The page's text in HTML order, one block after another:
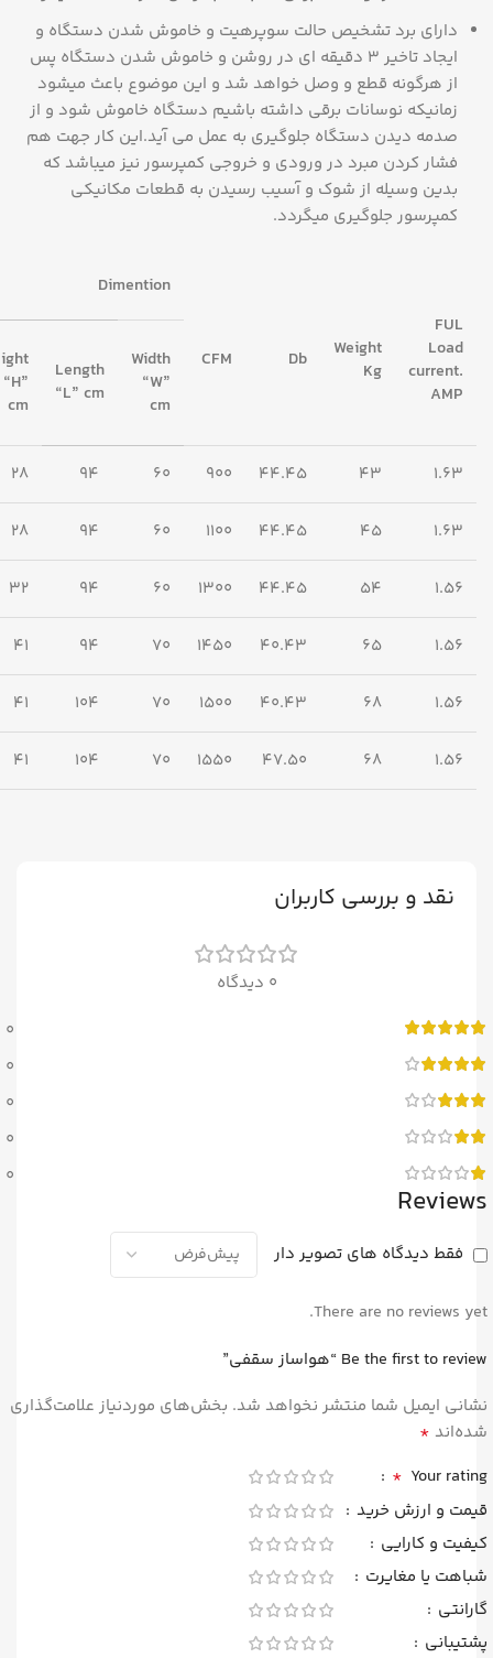
دارای برد تشخیص حالت سوپرهیت و خاموش شدن دستگاه و
ایجاد تاخیر 3 دقیقه ای در روشن و خاموش شدن دستگاه پس
از هرگونه قطع و وصل خواهد شد و این موضوع باعث میشود
زمانیکه نوسانات برقی داشته باشیم دستگاه خاموش شود و از
صدمه دیدن دستگاه جلوگیری به عمل می آید.این کار جهت هم
فشار کردن مبرد در ورودی و خروجی کمپرسور نیز میباشد که
بدین وسیله از شوک و آسیب رسیدن به قطعات مکانیکی
کمپرسور جلوگیری میگردد.
FUL
Load
current.
AMP
Weight
Kg
Db
CFM
Dimention
Width
“W”
cm
Length
“L” cm
“H”
cm
1.63
43
44.45
900
60
94
28
1.63
45
44.45
1100
60
94
28
1.56
54
44.45
1300
60
94
32
1.56
65
40.43
1450
70
94
41
1.56
68
40.43
1500
70
104
41
1.56
68
47.50
1550
70
104
41
نقد و بررسی کاربران
0 دیدگاه
0
0
0
0
0
Reviews
فقط دیدگاه های تصویر دار
There are no reviews yet.
Be the first to review “هواساز سقفی”
نشانی ایمیل شما منتشر نخواهد شد. بخش‌های موردنیاز علامت‌گذاری
شده‌اند *
Your rating
*
قیمت و ارزش خرید
کیفیت و کارایی
شباهت یا مغایرت
گارانتی
پشتیبانی